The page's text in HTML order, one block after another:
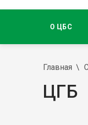
О ЦБС
Главная
ЦГБ